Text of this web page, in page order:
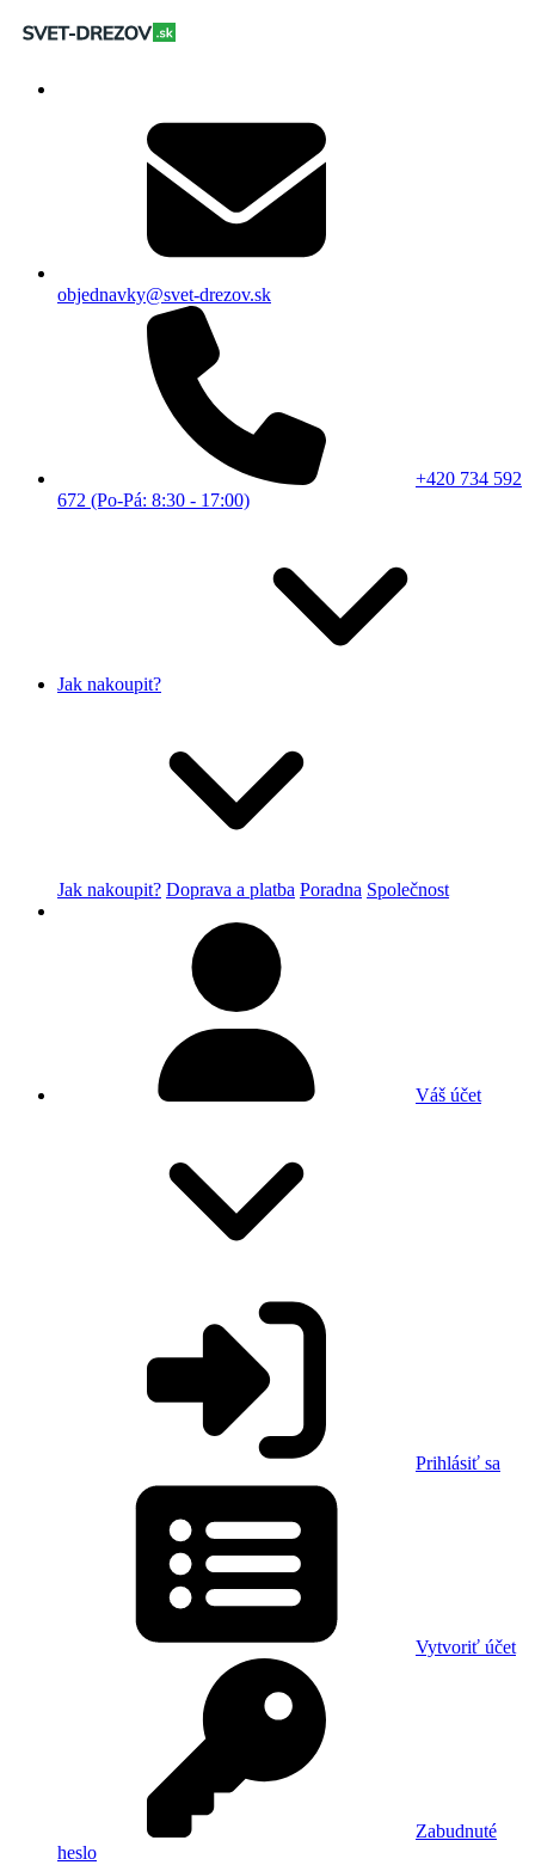
objednavky@svet-drezov.sk
+420 734 592
672 (Po-Pá: 8:30 - 17:00)
Jak nakoupit?
Jak nakoupit? Doprava a platba Poradna Společnost
Váš účet
Prihlásiť sa
Vytvoriť účet
Zabudnuté
heslo